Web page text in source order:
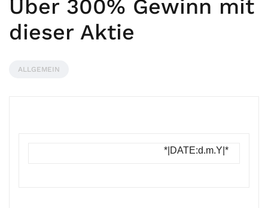
Über 300% Gewinn mit
dieser Aktie
ALLGEMEIN
*|DATE:d.m.Y|*